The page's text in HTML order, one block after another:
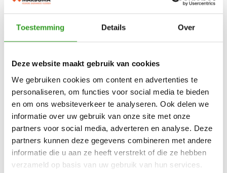
Toestemming Details Over
Deze website maakt gebruik van cookies
We gebruiken cookies om content en advertenties te
personaliseren, om functies voor social media te bieden
en om ons websiteverkeer te analyseren. Ook delen we
informatie over uw gebruik van onze site met onze
partners voor social media, adverteren en analyse. Deze
partners kunnen deze gegevens combineren met andere
informatie die u aan ze heeft verstrekt of die ze hebben
verzameld op basis van uw gebruik van hun services.
Verder lezen